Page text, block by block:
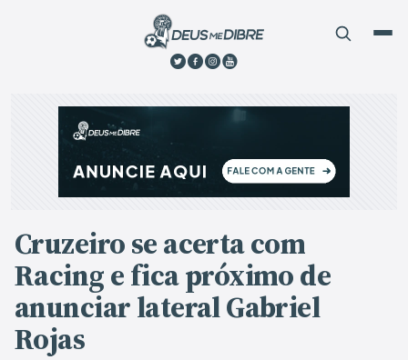
Cruzeiro se acerta com
Racing e fica próximo de
anunciar lateral Gabriel
Rojas